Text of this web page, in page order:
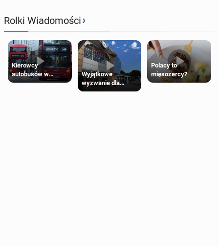
Rolki Wiadomości›
Kierowcy
autobusów w
Londynie
Wyjątkowe
wyzwanie dla
posiadaczy kart
Polacy to
mięsożercy?